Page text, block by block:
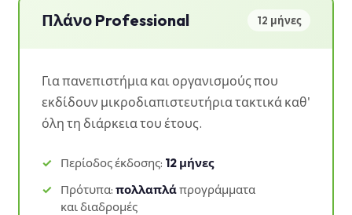
Πλάνο Professional 12 μήνες
Για πανεπιστήμια και οργανισμούς που
εκδίδουν μικροδιαπιστευτήρια τακτικά καθ'
όλη τη διάρκεια του έτους.
Περίοδος έκδοσης: 12 μήνες
Πρότυπα: πολλαπλάπρογράμματα
και διαδρομές